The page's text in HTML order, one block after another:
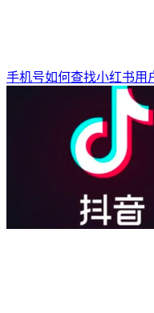
手机号如何查找小红书用